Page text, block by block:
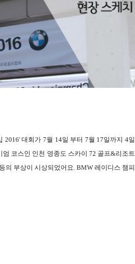
대회가 7월 14일 부터 7월 17일까지 4일
코스인 인천 영종도 스카이 72 골프&리조트
의 부상이 시상되었어요.BMW 레이디스 챔피